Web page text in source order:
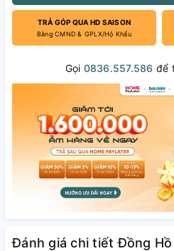
TRẢ GÓP QUA HD SAISON
Bằng CMND & GPLX/Hộ Khẩu
Gọi 0836.557.586 để
Đánh giá chi tiết Đồng Hồ